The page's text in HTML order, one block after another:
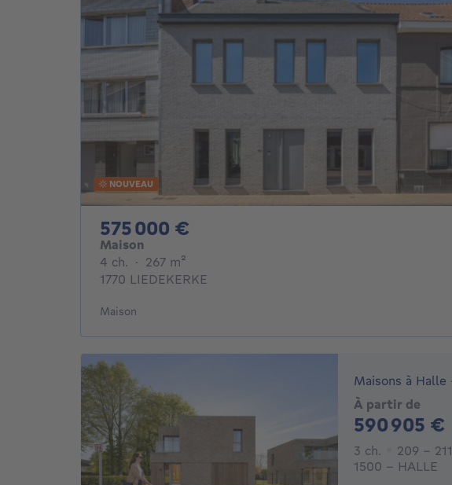
NOUVEAU
575 000 €
Maison
4 ch. 4 chambres
· 267 m²
1770 LIEDEKERKE
Maison
À partir de
590 905 €
3 ch. 3 chambres
209 - 211
1500 - HALLE